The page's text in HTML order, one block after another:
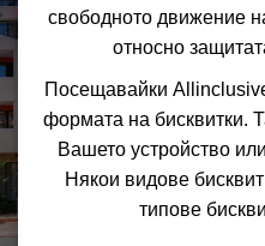
свободното движение
относно
Посещавайки
формата на бисквитки.
Вашето устройство
Някои видове
типове